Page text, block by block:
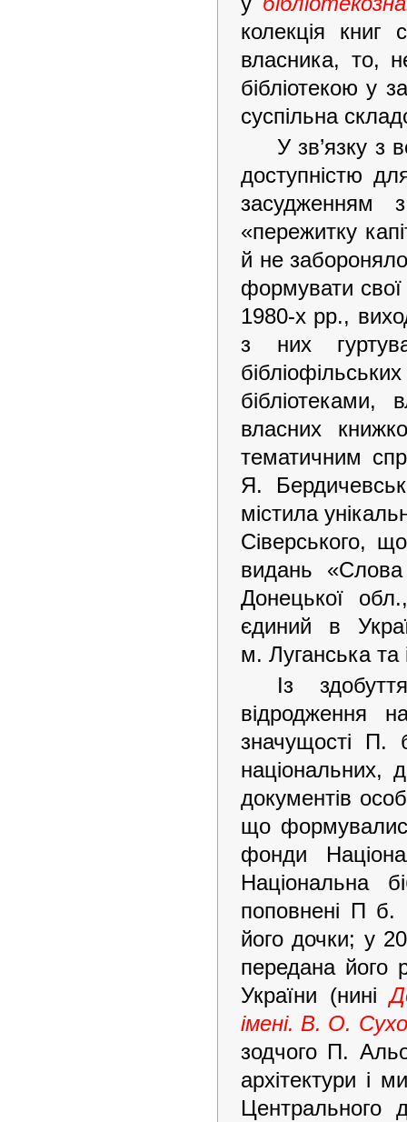
колекція книг
власника, то,
бібліотекою у
суспільна
У зв’язку з
доступністю
засудженням
«пережитку
й не
формувати
1980-х рр.,
з них
бібліотеками,
власних
тематичним
Я.
містила
Сіверського,
видань
Донецької
єдиний в
м. Луганська та
Із
відродження
значущості П.
національних,
документів
що
фонди
Національна
поповнені П б.
його дочки; у
передана його
України (нині
імені. В. О.
зодчого П.
архітектури і
Центрального